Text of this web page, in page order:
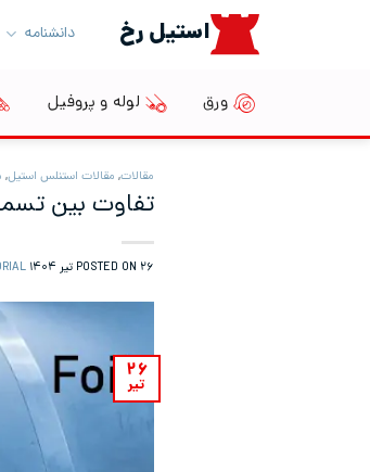
استیل رخ دانشنامه
ورق لوله و پروفیل
مقالات, مقالات استنلس استیل,
تفاوت بین
POSTED ON ۲۶ تیر ۱۴۰۴ BY
۲۶
تیر